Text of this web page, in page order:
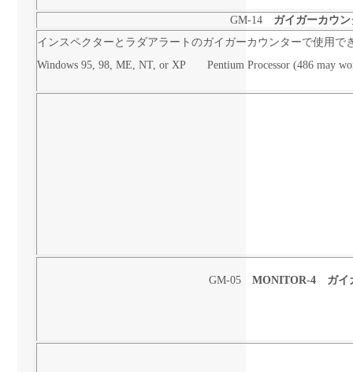
GM-14 ガイガーカウ
インスペクターとラダアラートのガイガーカウンターで使用
Windows 95, 98, ME, NT, or XP Pentium Processor (486 may
GM-05MONITOR-4 ガイ